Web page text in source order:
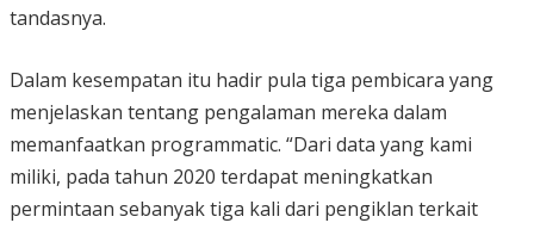
tandasnya.
Dalam kesempatan itu hadir pula tiga pembicara yang
menjelaskan tentang pengalaman mereka dalam
memanfaatkan programmatic. “Dari data yang kami
miliki, pada tahun 2020 terdapat meningkatkan
permintaan sebanyak tiga kali dari pengiklan terkait